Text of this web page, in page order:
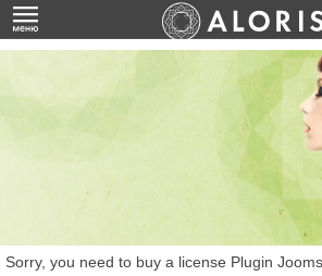
Sorry, you need to buy a license Plugin